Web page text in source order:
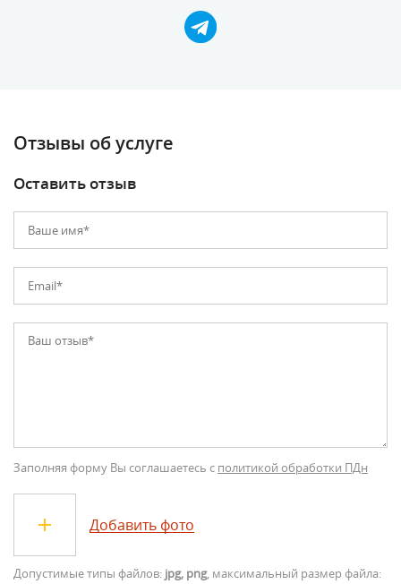
Отзывы об услуге
Оставить отзыв
Заполняя форму Вы соглашаетесь с политикой обработки ПДн
Добавить фото
Допустимые типы файлов: jpg, png, максимальный размер файла: